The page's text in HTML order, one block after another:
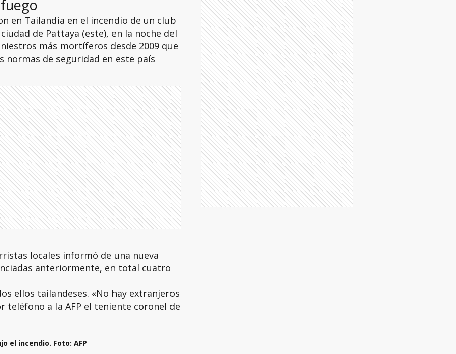
en Tailandia en el incendio de un club
de Pattaya (este), en la noche del
más mortíferos desde 2009 que
normas de seguridad en este país
locales informó de una nueva
anteriormente, en total cuatro
ellos tailandeses. «No hay extranjeros
a la AFP el teniente coronel de
el incendio. Foto: AFP